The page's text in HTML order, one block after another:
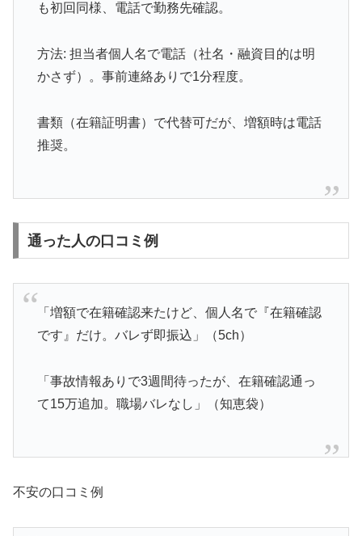
も初回同様、電話で勤務先確認。
方法: 担当者個人名で電話（社名・融資目的は明
かさず）。事前連絡ありで1分程度。
書類（在籍証明書）で代替可だが、増額時は電話
推奨。
通った人の口コミ例
「増額で在籍確認来たけど、個人名で『在籍確認
です』だけ。バレず即振込」（5ch）
「事故情報ありで3週間待ったが、在籍確認通っ
て15万追加。職場バレなし」（知恵袋）
不安の口コミ例